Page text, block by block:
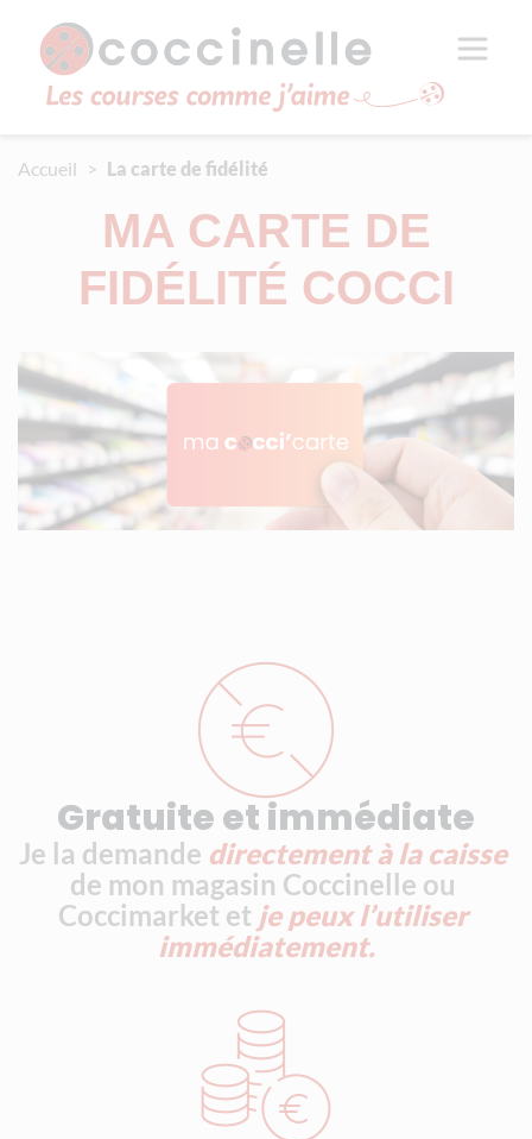
Accueil La carte de fidélité
MA CARTE DE
FIDÉLITÉ COCCI
Média image
Gratuite et immédiate
Je la demande directement à la caisse
de mon magasin Coccinelle ou
Coccimarket et je peux l’utiliser
immédiatement.